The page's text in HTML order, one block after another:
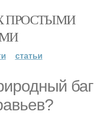
ПРОСТЫМИ
статьи
баг